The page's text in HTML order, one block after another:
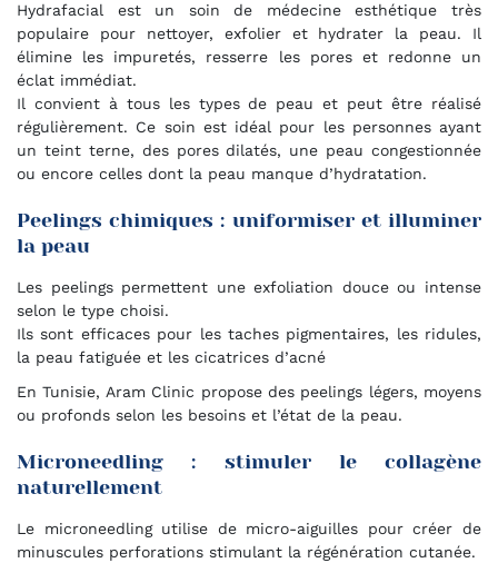
Hydrafacial est un soin de médecine esthétique très
populaire pour nettoyer, exfolier et hydrater la peau. Il
élimine les impuretés, resserre les pores et redonne un
éclat immédiat.
Il convient à tous les types de peau et peut être réalisé
régulièrement. Ce soin est idéal pour les personnes ayant
un teint terne, des pores dilatés, une peau congestionnée
ou encore celles dont la peau manque d’hydratation.
Peelings chimiques : uniformiser et illuminer
la peau
Les peelings permettent une exfoliation douce ou intense
selon le type choisi.
Ils sont efficaces pour les taches pigmentaires, les ridules,
la peau fatiguée et les cicatrices d’acné
En Tunisie, Aram Clinic propose des peelings légers, moyens
ou profonds selon les besoins et l’état de la peau.
Microneedling : stimuler le collagène
naturellement
Le microneedling utilise de micro-aiguilles pour créer de
minuscules perforations stimulant la régénération cutanée.